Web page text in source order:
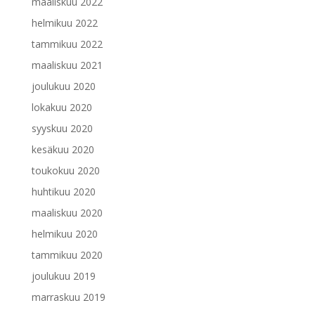
helmikuu 2022
tammikuu 2022
maaliskuu 2021
joulukuu 2020
lokakuu 2020
syyskuu 2020
kesäkuu 2020
toukokuu 2020
huhtikuu 2020
maaliskuu 2020
helmikuu 2020
tammikuu 2020
joulukuu 2019
marraskuu 2019